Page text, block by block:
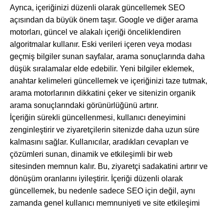
Ayrıca, içeriğinizi düzenli olarak güncellemek SEO
açısından da büyük önem taşır. Google ve diğer arama
motorları, güncel ve alakalı içeriği önceliklendiren
algoritmalar kullanır. Eski verileri içeren veya modası
geçmiş bilgiler sunan sayfalar, arama sonuçlarında daha
düşük sıralamalar elde edebilir. Yeni bilgiler eklemek,
anahtar kelimeleri güncellemek ve içeriğinizi taze tutmak,
arama motorlarının dikkatini çeker ve sitenizin organik
arama sonuçlarındaki görünürlüğünü artırır.
İçeriğin sürekli güncellenmesi, kullanıcı deneyimini
zenginleştirir ve ziyaretçilerin sitenizde daha uzun süre
kalmasını sağlar. Kullanıcılar, aradıkları cevapları ve
çözümleri sunan, dinamik ve etkileşimli bir web
sitesinden memnun kalır. Bu, ziyaretçi sadakatini artırır ve
dönüşüm oranlarını iyileştirir. İçeriği düzenli olarak
güncellemek, bu nedenle sadece SEO için değil, aynı
zamanda genel kullanıcı memnuniyeti ve site etkileşimi